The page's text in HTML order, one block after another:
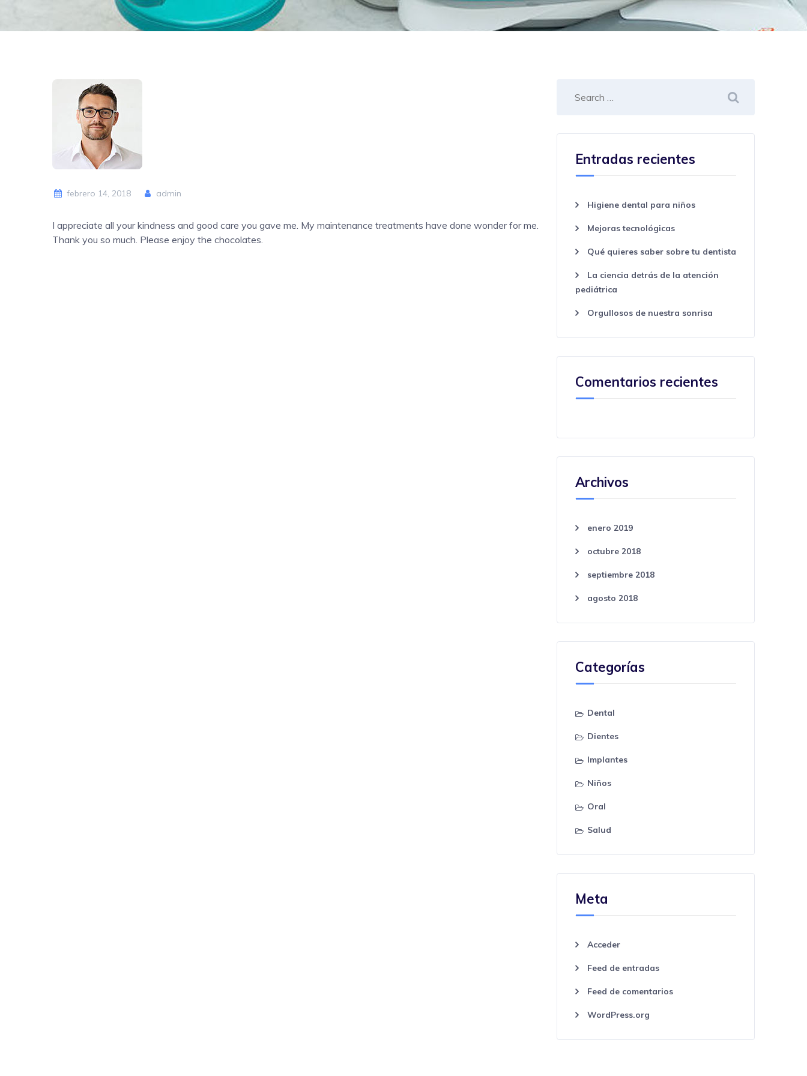
febrero 14, 2018 admin
I appreciate all your kindness and good care you gave me. My maintenance treatments have done wonder for me.
Thank you so much. Please enjoy the chocolates.
Entradas recientes
Higiene dental para niños
Mejoras tecnológicas
Qué quieres saber sobre tu dentista
La ciencia detrás de la atención
pediátrica
Orgullosos de nuestra sonrisa
Comentarios recientes
Archivos
enero 2019
octubre 2018
septiembre 2018
agosto 2018
Categorías
Dental
Dientes
Implantes
Niños
Oral
Salud
Meta
Acceder
Feed de entradas
Feed de comentarios
WordPress.org